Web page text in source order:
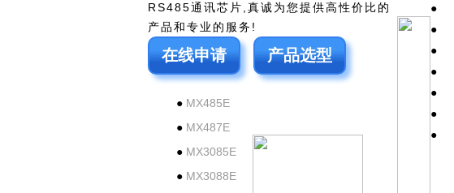
RS485通讯芯片,真诚为您提供高性价比的
产品和专业的服务!
在线申请 产品选型
● MX485E
● MX487E
● MX3085E
● MX3088E
●
●
●
●
●
●
●